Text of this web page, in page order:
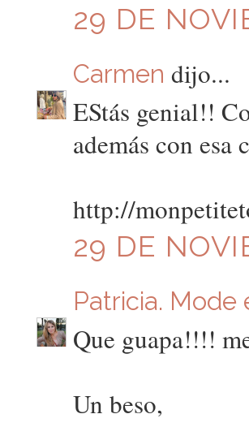
29 DE
Carmen dijo...
EStás genial!!
además con esa
http://
29 DE
Patricia. Mode
Que guapa!!!!
Un beso,